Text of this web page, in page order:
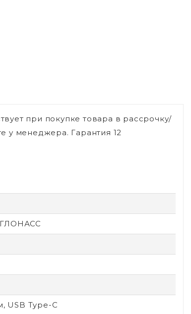
при покупке товара в рассрочку/
у менеджера. Гарантия 12
ГЛОНАСС
USB Type-C